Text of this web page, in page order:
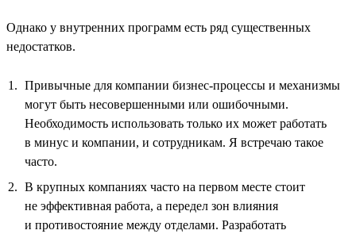
Однако у внутренних программ есть ряд существенных
недостатков.
Привычные для компании бизнес-процессы и механизмы
могут быть несовершенными или ошибочными.
Необходимость использовать только их может работать
в минус и компании, и сотрудникам. Я встречаю такое
часто.
В крупных компаниях часто на первом месте стоит
не эффективная работа, а передел зон влияния
и противостояние между отделами. Разработать